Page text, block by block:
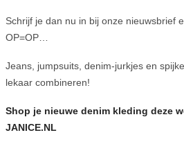
Schrijf je dan nu in bij onze nieuwsbrief
OP=OP…
Jeans, jumpsuits, denim-jurkjes en
lekaar combineren!
Shop je nieuwe denim kleding deze
JANICE.NL